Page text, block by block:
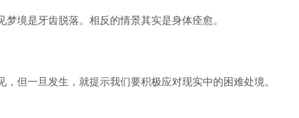
境是牙齿脱落。相反的情景其实是身体痊愈。
但一旦发生，就提示我们要积极应对现实中的困难处境。